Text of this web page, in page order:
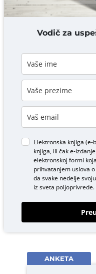
Vodič za
Elektronska knjiga (e-
knjiga, ili čak e-
elektronskoj formi
prihvatanjem uslova o
da svake nedelje
iz sveta poljoprivrede.
ANKETA